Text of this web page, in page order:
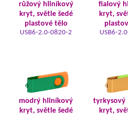
růžový hliníkový
kryt, světle šedé
plastové tělo
USB6-2.0-0820-2
fialový
kryt,
USB6-
modrý hliníkový
kryt, světle šedé
tyrkysový
kryt,